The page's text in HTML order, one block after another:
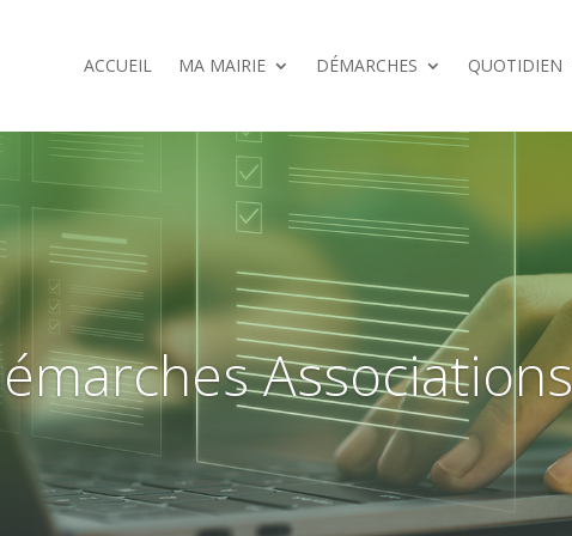
ACCUEIL MA MAIRIE DÉMARCHES QUOTIDIEN
Associations